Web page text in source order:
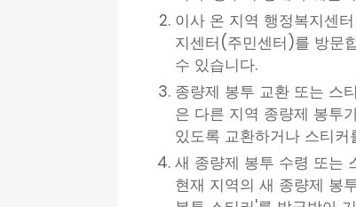
이사 온 지역 행정복지센
지센터(주민센터)를 방문
수 있습니다.
종량제 봉투 교환 또는 스
은 다른 지역 종량제 봉투
있도록 교환하거나 스티
새 종량제 봉투 수령 또는
현재 지역의 새 종량제 봉